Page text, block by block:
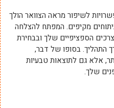
לשיפור מראה הצוואר הולך
מקיפים. המפתח להצלחה
הספציפיים שלך ובבחירת
התהליך. בסופו של דבר,
אלא גם לתוצאות טבעיות
שלך.